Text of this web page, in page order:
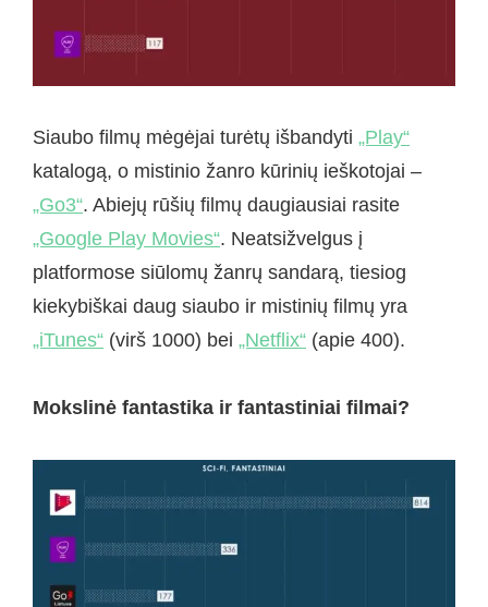
Siaubo filmų mėgėjai turėtų išbandyti „Play“
katalogą, o mistinio žanro kūrinių ieškotojai –
„Go3“. Abiejų rūšių filmų daugiausiai rasite
„Google Play Movies“. Neatsižvelgus į
platformose siūlomų žanrų sandarą, tiesiog
kiekybiškai daug siaubo ir mistinių filmų yra
„iTunes“ (virš 1000) bei „Netflix“ (apie 400).
Mokslinė fantastika ir fantastiniai filmai?